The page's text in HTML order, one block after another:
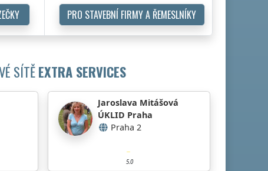
PRO STAVEBNÍ FIRMY A ŘEMESLNÍKY
SÍTĚEXTRA SERVICES
Jaroslava Mitášová
ÚKLID Praha
Praha 2
5.0